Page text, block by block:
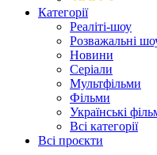
Категорії
Реаліті-шоу
Розважальні
Новини
Серіали
Мультфільми
Фільми
Українські
Всі категорії
Всі проєкти